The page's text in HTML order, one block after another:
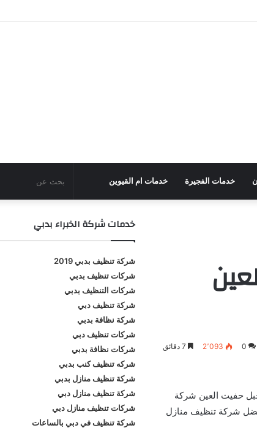
خدمات الفجيرة خدمات ام القيوين
0 2٬093
حفيت العين شركة
شركة تنظيف منازل
خدمات شركة الخبراء بدبي
شركة تنظيف بدبي 2019
شركات تنظيف بدبي
شركات التنظيف بدبي
شركة تنظيف دبي
شركة نظافة بدبي
شركات تنظيف دبي
شركات نظافة بدبي
شركه تنظيف كنب بدبي
شركة تنظيف منازل بدبي
شركة تنظيف منازل دبي
شركات تنظيف منازل دبي
شركة تنظيف في دبي بالساعات